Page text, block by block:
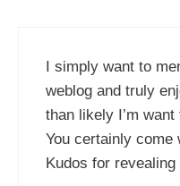
I simply want to
weblog and truly
than likely I’m
You certainly come
Kudos for